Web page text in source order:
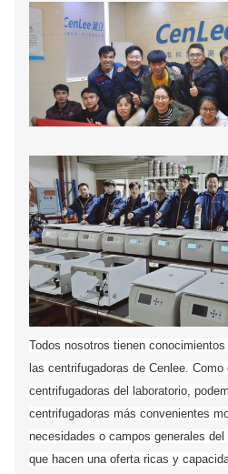
Todos nosotros tienen
las centrifugadoras de Cenlee.
centrifugadoras del laboratorio,
centrifugadoras más convenientes
necesidades o campos generales
que hacen una oferta ricas y